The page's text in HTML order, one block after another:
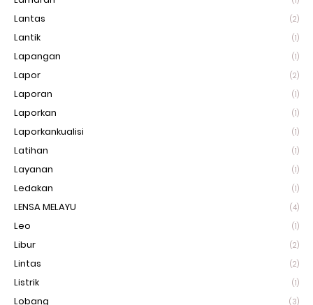
Lantas (2)
Lantik (1)
Lapangan (1)
Lapor (2)
Laporan (1)
Laporkan (1)
Laporkankualisi (1)
Latihan (1)
Layanan (1)
Ledakan (1)
LENSA MELAYU (4)
Leo (1)
Libur (2)
Lintas (2)
Listrik (1)
Lobang (3)